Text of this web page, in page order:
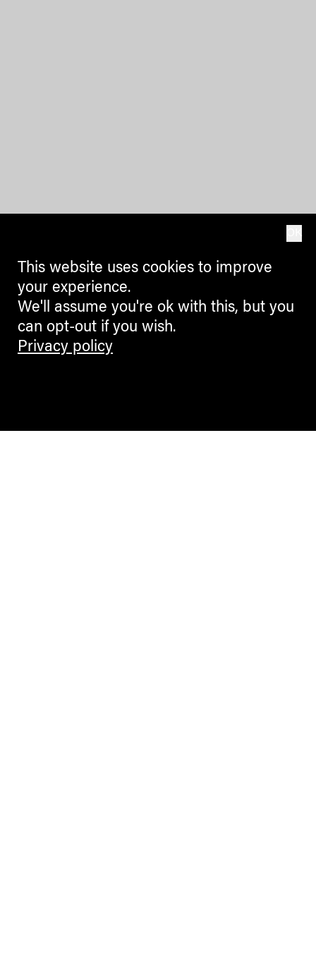
This website uses cookies to improve
your experience.
We'll assume you're ok with this, but you
can opt-out if you wish.
Privacy policy